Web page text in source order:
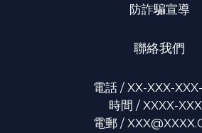
防詐騙宣導
聯絡我們
電話 / XX-XXX-
時間 / XXXX-
電郵 /